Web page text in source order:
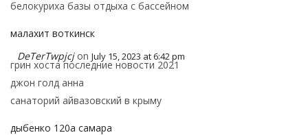
белокуриха базы отдыха с бассейном
малахит воткинск
DeTerTwpjcj on July 15, 2023 at 6:42 pm
грин хоста последние новости 2021
джон голд анна
санаторий айвазовский в крыму
дыбенко 120а самара